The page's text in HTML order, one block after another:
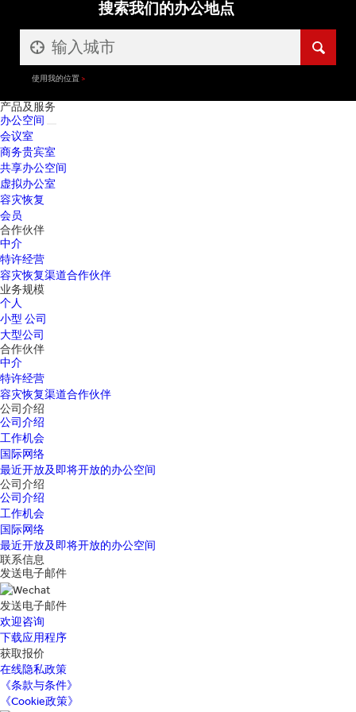
搜索我们的办公地点
使用我的位置
产品及服务
办公空间
会议室
商务贵宾室
共享办公空间
虚拟办公室
容灾恢复
会员
合作伙伴
中介
特许经营
容灾恢复渠道合作伙伴
业务规模
个人
小型 公司
大型公司
合作伙伴
中介
特许经营
容灾恢复渠道合作伙伴
公司介绍
公司介绍
工作机会
国际网络
最近开放及即将开放的办公空间
公司介绍
公司介绍
工作机会
国际网络
最近开放及即将开放的办公空间
联系信息
发送电子邮件
发送电子邮件
欢迎咨询
下载应用程序
获取报价
在线隐私政策
《条款与条件》
《Cookie政策》